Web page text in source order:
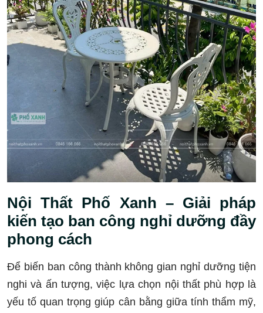
Nội Thất Phố Xanh – Giải pháp
kiến tạo ban công nghỉ dưỡng đầy
phong cách
Để biến ban công thành không gian nghỉ dưỡng tiện
nghi và ấn tượng, việc lựa chọn nội thất phù hợp là
yếu tố quan trọng giúp cân bằng giữa tính thẩm mỹ,